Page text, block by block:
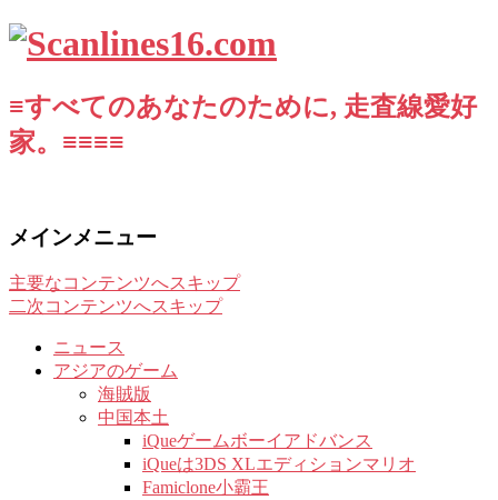
≡すべてのあなたのために, 走査線愛好
家。≡≡≡≡
メインメニュー
主要なコンテンツへスキップ
二次コンテンツへスキップ
ニュース
アジアのゲーム
海賊版
中国本土
iQueゲームボーイアドバンス
iQueは3DS XLエディションマリオ
Famiclone小霸王